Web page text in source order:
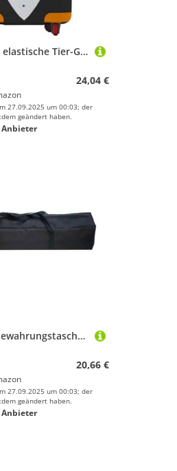
2 Stück Dicke elastische Tier-Gepäckschutzhülle mit Reißverschluss, Anzug for 45,7–81,3 cm große Taschen, Kofferhüllen, Trolley-Abdeckung, Reisezubehör für Drinnen Draußen(Black 14,S 18-20 inch)
24,04 €
27.09.2025 um 00:03; der
geändert haben.
BOJHGO Aufbewahrungstasche Outdoor Zeltstange Strand Klappstuhl Sonnenschutz Angelrute Tragen Camping Zubehör(80X9cm)
20,66 €
27.09.2025 um 00:03; der
geändert haben.